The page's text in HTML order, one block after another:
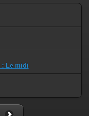
: Le midi